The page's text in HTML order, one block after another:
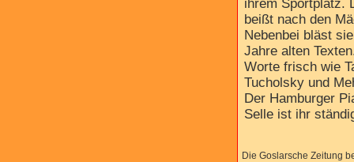
ihrem Sportplatz.
beißt nach den
Nebenbei bläst
Jahre alten
Worte frisch wie
Tucholsky und
Der Hamburger
Selle ist ihr
Die Goslarsche Zeitung